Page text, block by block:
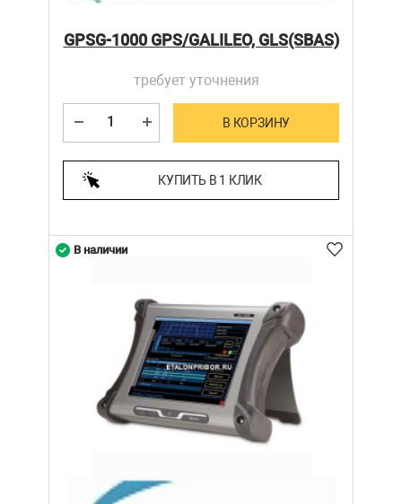
GPSG-1000 GPS/GALILEO, GLS(SBAS)
требует уточнения
В КОРЗИНУ
КУПИТЬ В 1 КЛИК
В наличии